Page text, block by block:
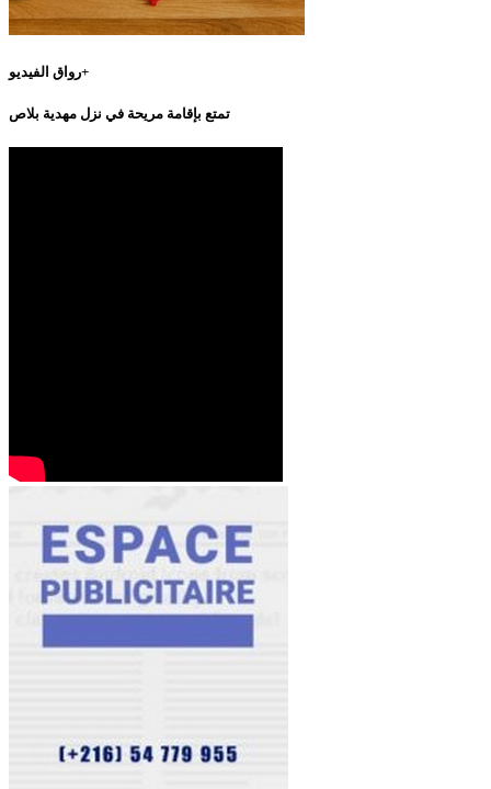
رواق الفيديو+
تمتع بإقامة مريحة في نزل مهدية بلاص